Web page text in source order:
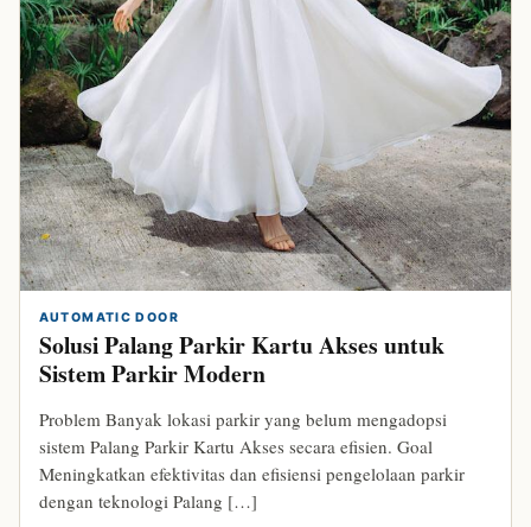
AUTOMATIC DOOR
Solusi Palang Parkir Kartu Akses untuk
Sistem Parkir Modern
Problem Banyak lokasi parkir yang belum mengadopsi
sistem Palang Parkir Kartu Akses secara efisien. Goal
Meningkatkan efektivitas dan efisiensi pengelolaan parkir
dengan teknologi Palang […]